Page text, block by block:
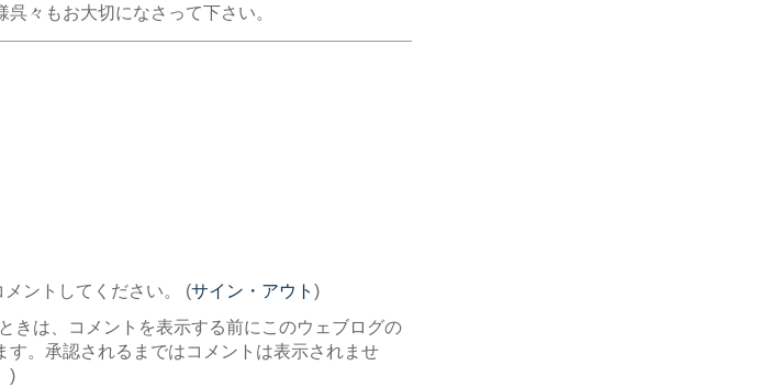
々もお大切になさって下さい。
メントしてください。 (サイン・アウト )
きは、コメントを表示する前にこのウェブログの
。承認されるまではコメントは表示されませ
)